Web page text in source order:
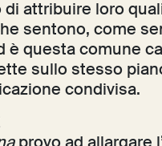
attribuire loro
sentono, come
è questa comune
sullo stesso
condivisa.